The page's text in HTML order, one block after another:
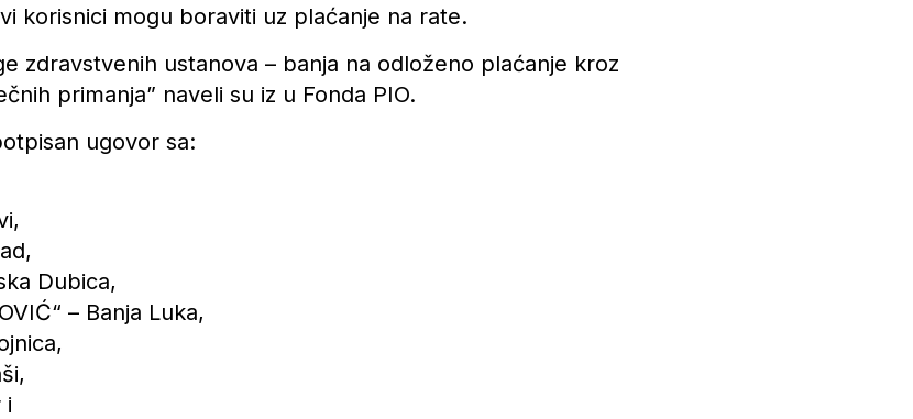
korisnici mogu boraviti uz plaćanje na rate.
zdravstvenih ustanova – banja na odloženo plaćanje kroz
primanja” naveli su iz u Fonda PIO.
ugovor sa:
Dubica,
– Banja Luka,
i